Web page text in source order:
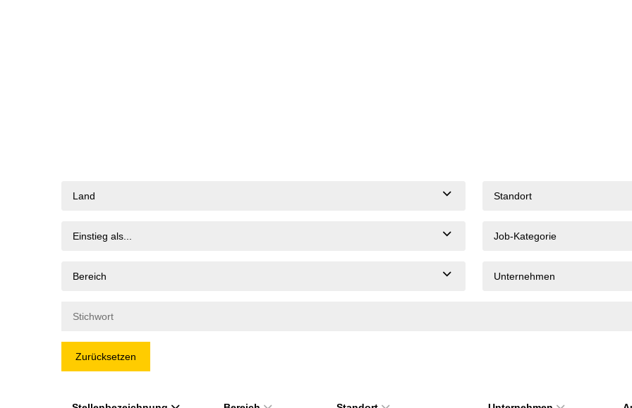
Land Standort
Einstieg als... Job-Kategorie
Bereich Unternehmen
Zurücksetzen